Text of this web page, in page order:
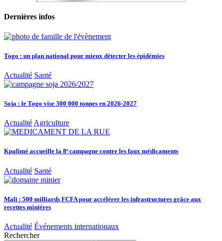
Dernières infos
Togo : un plan national pour mieux détecter les épidémies
Actualité Santé
Soja : le Togo vise 300 000 tonnes en 2026-2027
Actualité Agriculture
Kpalimé accueille la 8ᵉ campagne contre les faux médicaments
Actualité Santé
Mali : 500 milliards FCFA pour accélérer les infrastructures grâce aux
recettes minières
Actualité Événements internationaux
Rechercher